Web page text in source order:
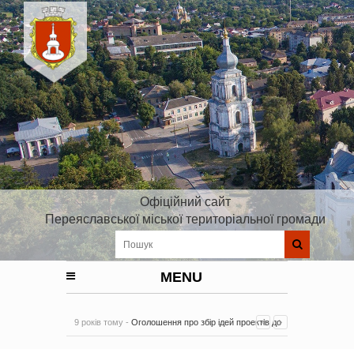
Офіційний сайт
Переяславської міської територіальної громади
MENU
9 років тому - Оголошення про збір ідей проектів до